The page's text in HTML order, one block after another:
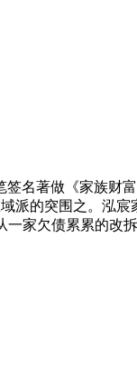
著做《家族财
的突围之。泓
家欠债累累的改拆